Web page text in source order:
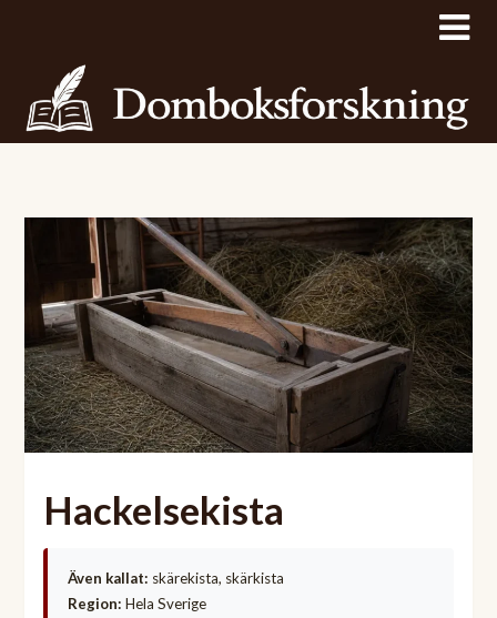
Hackelsekista
Även kallat: skärekista, skärkista
Region: Hela Sverige